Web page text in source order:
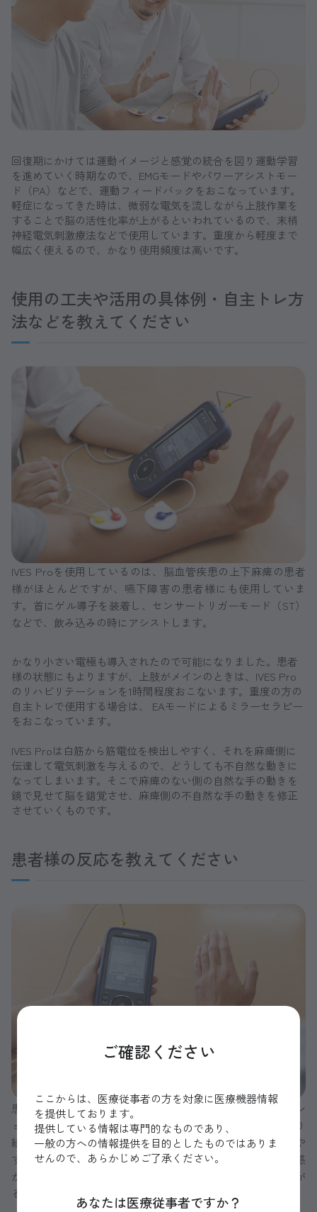
回復期にかけては運動イメージと感覚の統合を図り運動学習
を進めていく時期なので、EMGモードやパワーアシストモー
ド（PA）などで、運動フィードバックをおこなっています。
軽症になってきた時は、微弱な電気を流しながら上肢作業を
することで脳の活性化率が上がるといわれているので、末梢
神経電気刺激療法などで使用しています。重度から軽度まで
幅広く使えるので、かなり使用頻度は高いです。
使用の工夫や活用の具体例・自主トレ方
法などを教えてください
IVES Proを使用しているのは、脳血管疾患の上下麻痺の患者
様がほとんどですが、嚥下障害の患者様にも使用していま
す。首にゲル導子を装着し、センサートリガーモード（ST）
などで、飲み込みの時にアシストします。
かなり小さい電極も導入されたので可能になりました。患者
様の状態にもよりますが、上肢がメインのときは、IVES Pro
のリハビリテーションを1時間程度おこないます。重度の方の
自主トレで使用する場合は、 EAモードによるミラーセラピー
をおこなっています。
IVES Proは白筋から筋電位を検出しやすく、それを麻痺側に
伝達して電気刺激を与えるので、どうしても不自然な動きに
なってしまいます。そこで麻痺のない側の自然な手の動きを
鏡で見せて脳を錯覚させ、麻痺側の不自然な手の動きを修正
させていくものです。
患者様の反応を教えてください
患者様は、麻痺側の手足が動くことにより、リハビリテーシ
ョンに対する意欲やモチベーションが向上し、積極的に取り
組む姿勢が見られます。数値の視覚的フィードバックがしや
すいので、小さな動きでも「自分で動かせた」という達成感
が自己効力感を高め、継続的なリハビリテーションにつなが
ることが多いですね。
ご確認ください
ここからは、医療従事者の方を対象に医療機器情報
を提供しております。
提供している情報は専門的なものであり、
一般の方への情報提供を目的としたものではありま
せんので、あらかじめご了承ください。
あなたは医療従事者ですか？